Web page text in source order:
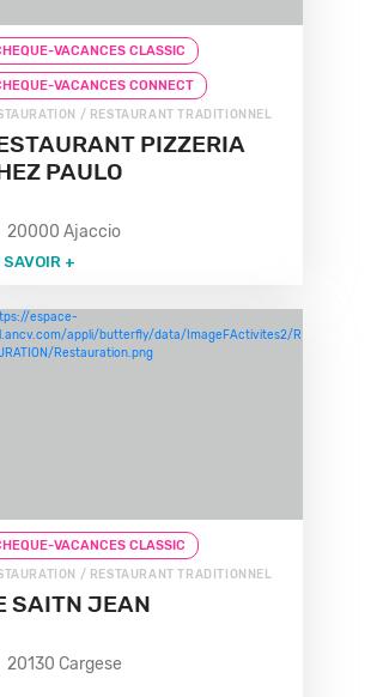
VACANCES CLASSIC
VACANCES CONNECT
/ RESTAURANT TRADITIONNEL
PIZZERIA
PAULO
20000 Ajaccio
SAVOIR +
VACANCES CLASSIC
/ RESTAURANT TRADITIONNEL
SAITN JEAN
20130 Cargese